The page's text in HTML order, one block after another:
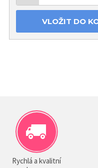
VLOŽIT DO
Rychlá a kvalitní